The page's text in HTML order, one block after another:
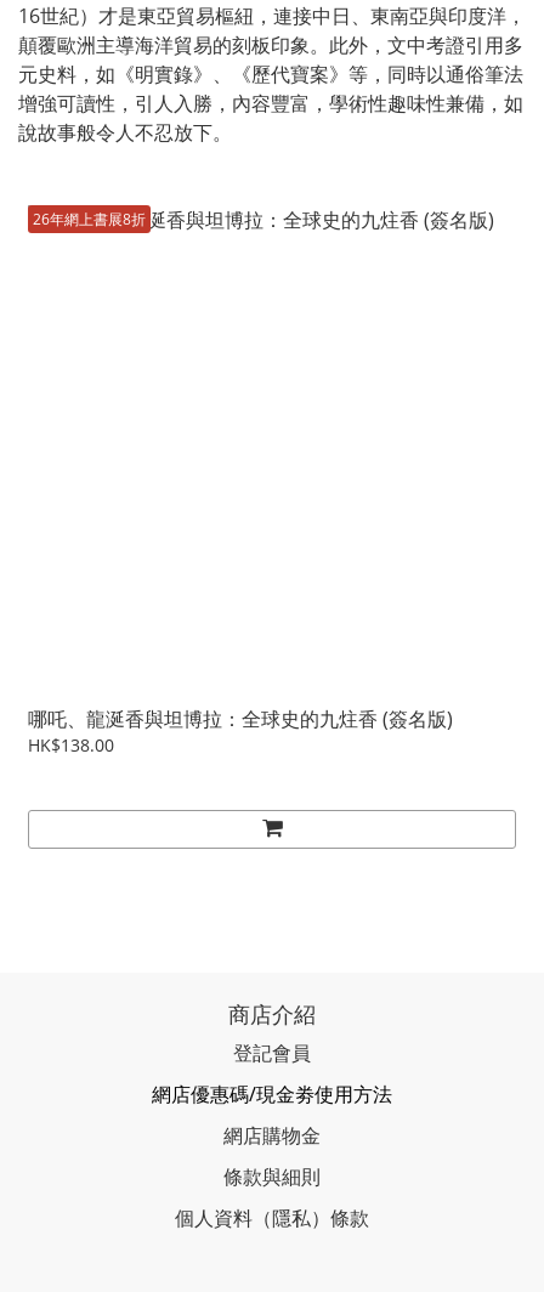
16世紀）才是東亞貿易樞紐，連接中日、東南亞與印度洋，
顛覆歐洲主導海洋貿易的刻板印象。此外，文中考證引用多
元史料，如《明實錄》、《歷代寶案》等，同時以通俗筆法
增強可讀性，引人入勝，內容豐富，學術性趣味性兼備，如
說故事般令人不忍放下。
26年網上書展8折
哪吒、龍涎香與坦博拉：全球史的九炷香 (簽名版)
HK$138.00
商店介紹
登記會員
網店優惠碼/現金劵使用方法
網店購物金
條款與細則
個人資料（隱私）條款